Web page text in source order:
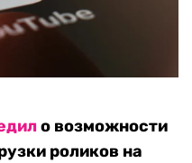
о возможности
роликов на